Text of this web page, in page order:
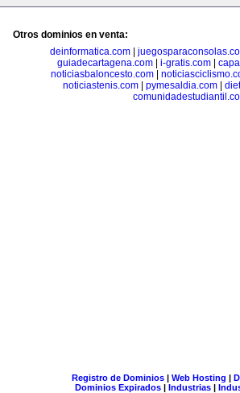
Otros dominios en venta:
deinformatica.com
guiadecartagena.com| i-gratis.com|
noticiasbaloncesto.com
noticiastenis.com
pymesaldia.com
Registro de Dominios| Web Hosting |
Dominios Expirados | Industrias |